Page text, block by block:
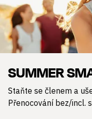
SUMMER
Staňte se členem a
Přenocování bez/incl.